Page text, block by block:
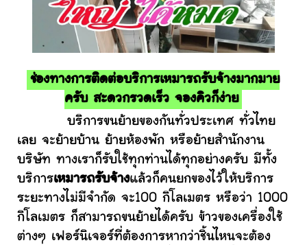
ช่องทางการติดต่อบริการเหมารถรับจ้างมากมาย
ครับ สะดวกรวดเร็ว จองคิวก็ง่าย
บริการขนย้ายของกันทั่วประเทศ ทั่วไทย
เลย จะย้ายบ้าน ย้ายห้องพัก หรือย้ายสำนักงาน
บริษัท ทางเราก็รับใช้ทุกท่านได้ทุกอย่างครับ มีทั้ง
บริการเหมารถรับจ้างแล้วก็คนยกของไว้ให้บริการ
ระยะทางไม่มีจำกัด จะ100 กิโลเมตร หรือว่า 1000
กิโลเมตร ก็สามารถขนย้ายได้ครับ ข้าวของเครื่องใช้
ต่างๆ เฟอร์นิเจอร์ที่ต้องการหากว่าชิ้นไหนจะต้อง